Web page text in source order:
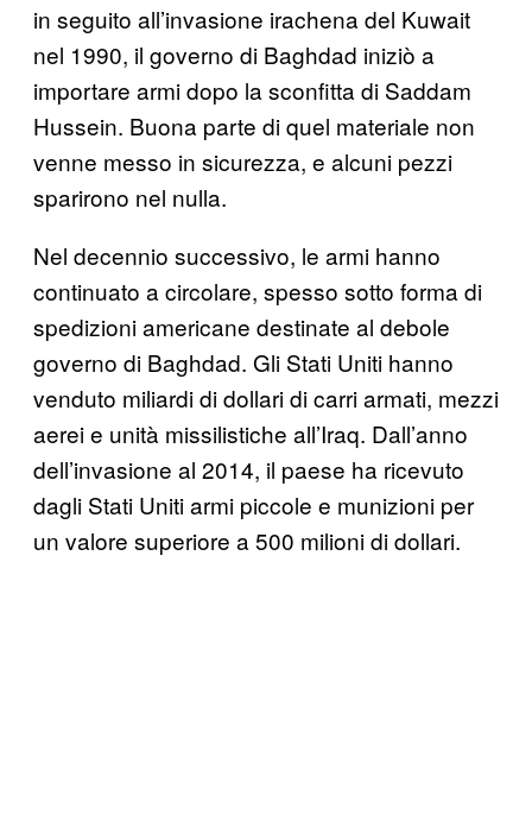
in seguito all’invasione irachena del Kuwait
nel 1990, il governo di Baghdad iniziò a
importare armi dopo la sconfitta di Saddam
Hussein. Buona parte di quel materiale non
venne messo in sicurezza, e alcuni pezzi
sparirono nel nulla.
Nel decennio successivo, le armi hanno
continuato a circolare, spesso sotto forma di
spedizioni americane destinate al debole
governo di Baghdad. Gli Stati Uniti hanno
venduto miliardi di dollari di carri armati, mezzi
aerei e unità missilistiche all’Iraq. Dall’anno
dell’invasione al 2014, il paese ha ricevuto
dagli Stati Uniti armi piccole e munizioni per
un valore superiore a 500 milioni di dollari.